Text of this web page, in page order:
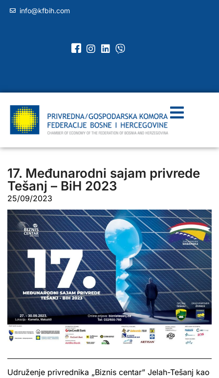
info@kfbih.com
17. Međunarodni sajam privrede
Tešanj – BiH 2023
25/09/2023
Udruženje privrednika „Biznis centar” Jelah-Tešanj kao